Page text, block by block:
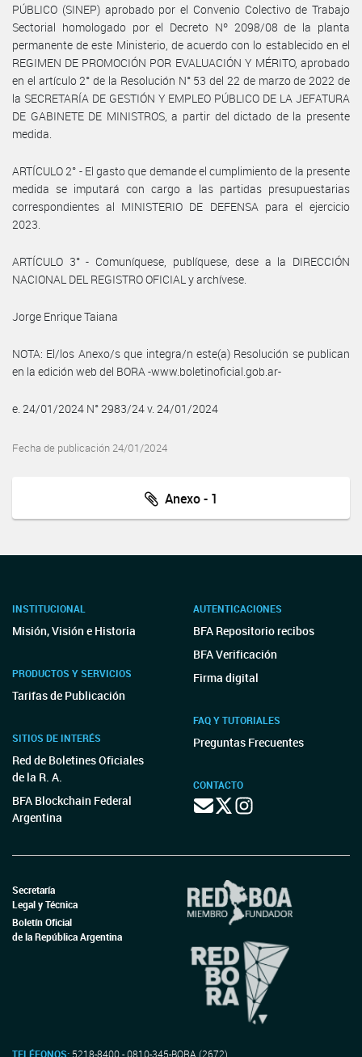
PÚBLICO (SINEP) aprobado por el Convenio Colectivo de Trabajo
Sectorial homologado por el Decreto Nº 2098/08 de la planta
permanente de este Ministerio, de acuerdo con lo establecido en el
REGIMEN DE PROMOCIÓN POR EVALUACIÓN Y MÉRITO, aprobado
en el artículo 2° de la Resolución N° 53 del 22 de marzo de 2022 de
la SECRETARÍA DE GESTIÓN Y EMPLEO PÚBLICO DE LA JEFATURA
DE GABINETE DE MINISTROS, a partir del dictado de la presente
medida.
ARTÍCULO 2° - El gasto que demande el cumplimiento de la presente
medida se imputará con cargo a las partidas presupuestarias
correspondientes al MINISTERIO DE DEFENSA para el ejercicio
2023.
ARTÍCULO 3° - Comuníquese, publíquese, dese a la DIRECCIÓN
NACIONAL DEL REGISTRO OFICIAL y archívese.
Jorge Enrique Taiana
NOTA: El/los Anexo/s que integra/n este(a) Resolución se publican
en la edición web del BORA -www.boletinoficial.gob.ar-
e. 24/01/2024 N° 2983/24 v. 24/01/2024
Fecha de publicación 24/01/2024
Anexo - 1
INSTITUCIONAL
Misión, Visión e Historia
PRODUCTOS Y SERVICIOS
Tarifas de Publicación
SITIOS DE INTERÉS
Red de Boletines Oficiales
de la R. A.
BFA Blockchain Federal
Argentina
AUTENTICACIONES
BFA Repositorio recibos
BFA Verificación
Firma digital
FAQ Y TUTORIALES
Preguntas Frecuentes
CONTACTO
Secretaría
Legal y Técnica
Boletín Oficial
de la República Argentina
TELÉFONOS: 5218-8400 - 0810-345-BORA (2672)